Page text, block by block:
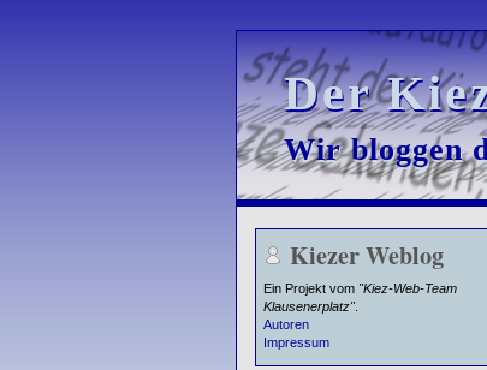
Der
Der
Wir bloggen
Wir bloggen
Kiezer Weblog
Ein Projekt vom "Kiez-Web-Team
Klausenerplatz".
Autoren
Impressum